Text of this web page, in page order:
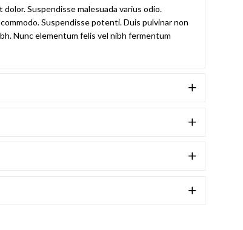
Suspendisse malesuada varius odio.
Suspendisse potenti. Duis pulvinar non
Nunc elementum felis vel nibh fermentum